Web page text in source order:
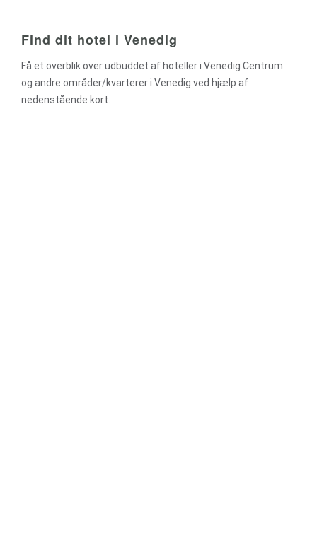
Find dit hotel i Venedig
Få et overblik over udbuddet af hoteller i Venedig Centrum
og andre områder/kvarterer i Venedig ved hjælp af
nedenstående kort.